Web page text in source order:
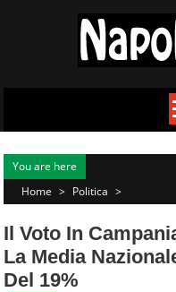
You are here
Home > Politica >
Il Voto In
La Media
Del 19%